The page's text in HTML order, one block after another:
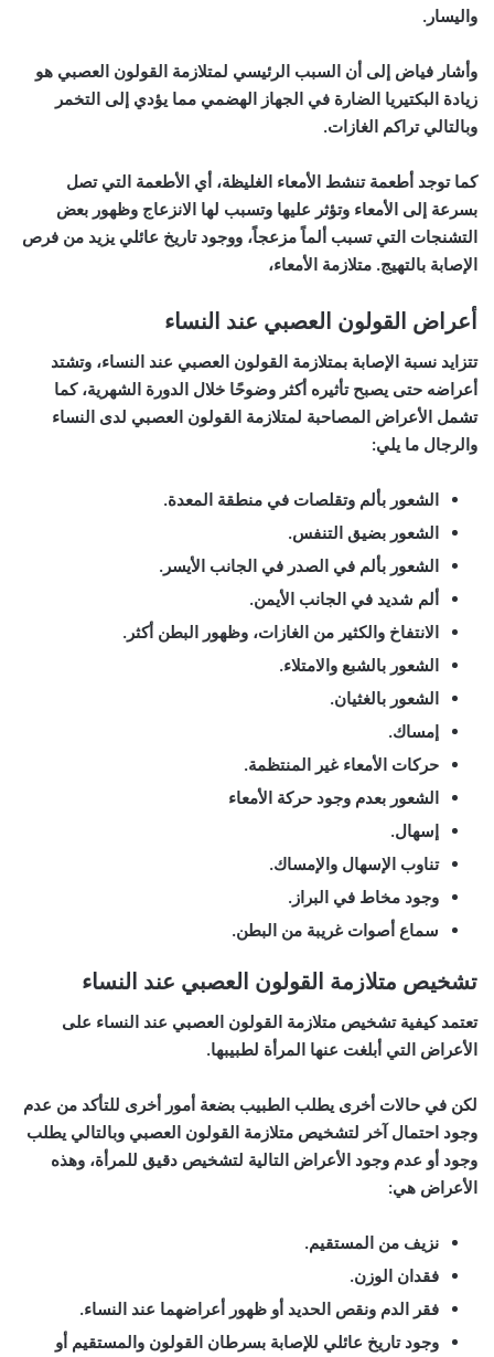
واليسار.
وأشار فياض إلى أن السبب الرئيسي لمتلازمة القولون العصبي هو
زيادة البكتيريا الضارة في الجهاز الهضمي مما يؤدي إلى التخمر
وبالتالي تراكم الغازات.
كما توجد أطعمة تنشط الأمعاء الغليظة، أي الأطعمة التي تصل
بسرعة إلى الأمعاء وتؤثر عليها وتسبب لها الانزعاج وظهور بعض
التشنجات التي تسبب ألماً مزعجاً، ووجود تاريخ عائلي يزيد من فرص
الإصابة بالتهيج. متلازمة الأمعاء،
أعراض القولون العصبي عند النساء
تتزايد نسبة الإصابة بمتلازمة القولون العصبي عند النساء، وتشتد
أعراضه حتى يصبح تأثيره أكثر وضوحًا خلال الدورة الشهرية، كما
تشمل الأعراض المصاحبة لمتلازمة القولون العصبي لدى النساء
والرجال ما يلي:
الشعور بألم وتقلصات في منطقة المعدة.
الشعور بضيق التنفس.
الشعور بألم في الصدر في الجانب الأيسر.
ألم شديد في الجانب الأيمن.
الانتفاخ والكثير من الغازات، وظهور البطن أكثر.
الشعور بالشبع والامتلاء.
الشعور بالغثيان.
إمساك.
حركات الأمعاء غير المنتظمة.
الشعور بعدم وجود حركة الأمعاء
إسهال.
تناوب الإسهال والإمساك.
وجود مخاط في البراز.
سماع أصوات غريبة من البطن.
تشخيص متلازمة القولون العصبي عند النساء
تعتمد كيفية تشخيص متلازمة القولون العصبي عند النساء على
الأعراض التي أبلغت عنها المرأة لطبيبها.
لكن في حالات أخرى يطلب الطبيب بضعة أمور أخرى للتأكد من عدم
وجود احتمال آخر لتشخيص متلازمة القولون العصبي وبالتالي يطلب
وجود أو عدم وجود الأعراض التالية لتشخيص دقيق للمرأة، وهذه
الأعراض هي:
نزيف من المستقيم.
فقدان الوزن.
فقر الدم ونقص الحديد أو ظهور أعراضهما عند النساء.
وجود تاريخ عائلي للإصابة بسرطان القولون والمستقيم أو